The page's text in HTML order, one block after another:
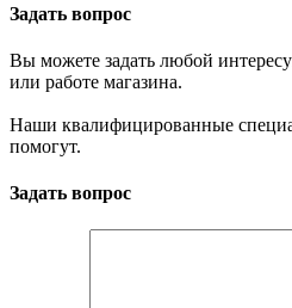
Задать вопрос
Вы можете задать любой
или работе магазина.
Наши квалифицированные
помогут.
Задать вопрос